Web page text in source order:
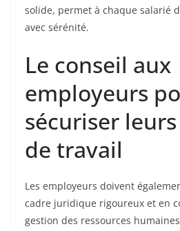
solide, permet à chaque salarié
avec sérénité.
Le conseil aux
employeurs
sécuriser
de travail
Les employeurs doivent
cadre juridique rigoureux et en
gestion des ressources